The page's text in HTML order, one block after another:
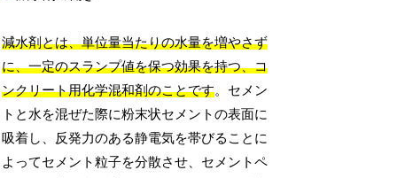
減水剤とは、単位量当たりの水量を増やさず
に、一定のスランプ値を保つ効果を持つ、コ
ンクリート用化学混和剤のことです。セメン
トと水を混ぜた際に粉末状セメントの表面に
吸着し、反発力のある静電気を帯びることに
よってセメント粒子を分散させ、セメントペ